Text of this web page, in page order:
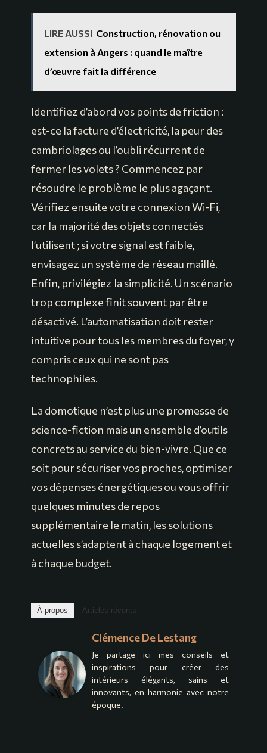
LIRE AUSSI Construction, rénovation ou
extension à Angers : quand le maître
d’œuvre fait la différence
Identifiez d’abord vos points de friction :
est-ce la facture d’électricité, la peur des
cambriolages ou l’oubli récurrent de
fermer les volets ? Commencez par
résoudre le problème le plus agaçant.
Vérifiez ensuite votre connexion Wi-Fi,
car la majorité des objets connectés
l’utilisent ; si votre signal est faible,
envisagez un système de réseau maillé.
Enfin, privilégiez la simplicité. Un scénario
trop complexe finit souvent par être
désactivé. L’automatisation doit rester
intuitive pour tous les membres du foyer, y
compris ceux qui ne sont pas
technophiles.
La domotique n’est plus une promesse de
science-fiction mais un ensemble d’outils
concrets au service du bien-vivre. Que ce
soit pour sécuriser vos proches, optimiser
vos dépenses énergétiques ou vous offrir
quelques minutes de repos
supplémentaire le matin, les solutions
actuelles s’adaptent à chaque logement et
à chaque budget.
À propos Articles récents
Clémence De Lestang
Je partage ici mes conseils et
inspirations pour créer des
intérieurs élégants, sains et
innovants, en harmonie avec notre
époque.